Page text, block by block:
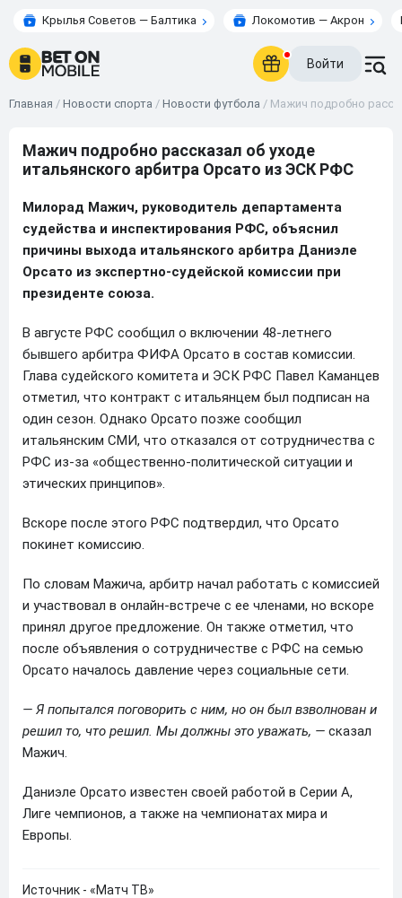
Крылья Советов — Балтика Локомотив — Акрон
Войти
Главная / Новости спорта / Новости футбола / Мажич подробно
Мажич подробно рассказал об уходе
итальянского арбитра Орсато из ЭСК РФС
Милорад Мажич, руководитель департамента
судейства и инспектирования РФС, объяснил
причины выхода итальянского арбитра Даниэле
Орсато из экспертно-судейской комиссии при
президенте союза.
В августе РФС сообщил о включении 48-летнего
бывшего арбитра ФИФА Орсато в состав комиссии.
Глава судейского комитета и ЭСК РФС Павел Каманцев
отметил, что контракт с итальянцем был подписан на
один сезон. Однако Орсато позже сообщил
итальянским СМИ, что отказался от сотрудничества с
РФС из-за «общественно-политической ситуации и
этических принципов».
Вскоре после этого РФС подтвердил, что Орсато
покинет комиссию.
По словам Мажича, арбитр начал работать с комиссией
и участвовал в онлайн-встрече с ее членами, но вскоре
принял другое предложение. Он также отметил, что
после объявления о сотрудничестве с РФС на семью
Орсато началось давление через социальные сети.
— Я попытался поговорить с ним, но он был взволнован и
решил то, что решил. Мы должны это уважать, — сказал
Мажич.
Даниэле Орсато известен своей работой в Серии А,
Лиге чемпионов, а также на чемпионатах мира и
Европы.
Источник - «Матч ТВ»